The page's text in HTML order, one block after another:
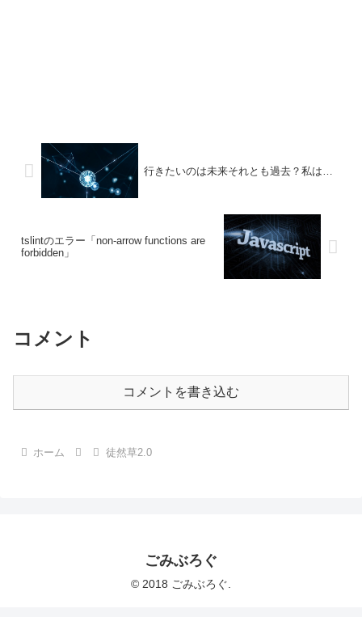
行きたいのは未来それとも過去？私は…
tslintのエラー「non-arrow functions are
forbidden」
コメント
コメントを書き込む
ホーム 徒然草2.0
ごみぶろぐ
© 2018 ごみぶろぐ.